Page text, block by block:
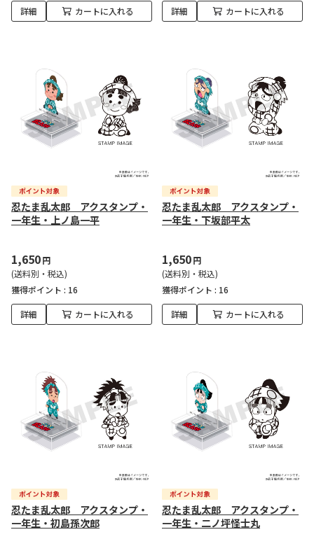
詳細 カートに入れる 詳細 カートに入れる
忍たま乱太郎 アクスタンプ・
一年生・上ノ島一平
1,650円
(送料別・税込)
獲得ポイント : 16
詳細 カートに入れる
忍たま乱太郎 アクスタンプ・
一年生・下坂部平太
1,650円
(送料別・税込)
獲得ポイント : 16
詳細 カートに入れる
忍たま乱太郎 アクスタンプ・
一年生・初島孫次郎
忍たま乱太郎 アクスタンプ・
一年生・二ノ坪怪士丸